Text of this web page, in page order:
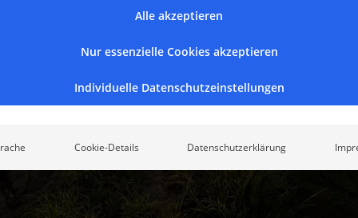
Alle akzeptieren
Nur essenzielle Cookies akzeptieren
Individuelle Datenschutzeinstellungen
Cookie-Details Datenschutzerklärung